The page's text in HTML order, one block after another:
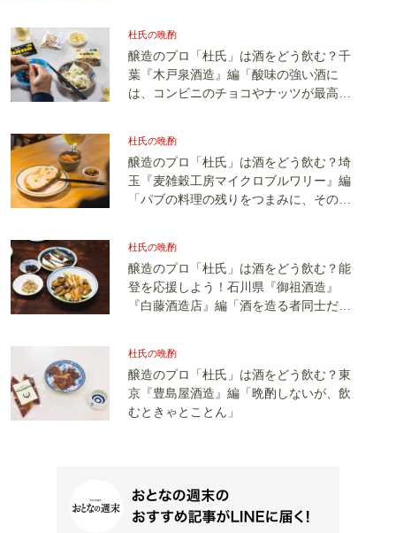
杜氏の晩酌
醸造のプロ「杜氏」は酒をどう飲む？千
葉『木戸泉酒造』編「酸味の強い酒に
は、コンビニのチョコやナッツが最高の
杜氏の晩酌
醸造のプロ「杜氏」は酒をどう飲む？埼
玉『麦雑穀工房マイクロブルワリー』編
「パブの料理の残りをつまみに、その日
杜氏の晩酌
醸造のプロ「杜氏」は酒をどう飲む？能
登を応援しよう！石川県『御祖酒造』
『白藤酒造店』編「酒を造る者同士だか
杜氏の晩酌
醸造のプロ「杜氏」は酒をどう飲む？東
京『豊島屋酒造』編「晩酌しないが、飲
むときゃとことん」